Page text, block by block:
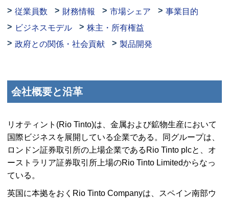
従業員数
財務情報 市場シェア
事業目的
ビジネスモデル
株主・所有権益
政府との関係・社会貢献
製品開発
会社概要と沿革
リオティント(Rio Tinto)は、金属および鉱物生産において
国際ビジネスを展開している企業である。同グループは、
ロンドン証券取引所の上場企業である Rio Tinto plcと、オ
ーストラリア証券取引所上場のRio Tinto Limitedからなっ
ている。
英国に本拠をおく Rio Tinto Companyは、スペイン南部ウ